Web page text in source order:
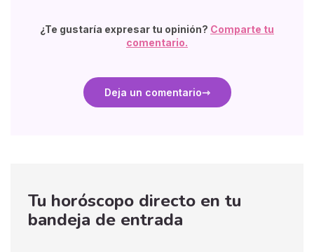
¿Te gustaría expresar tu opinión? Comparte tu
comentario.
Deja un comentario
Tu horóscopo directo en tu
bandeja de entrada